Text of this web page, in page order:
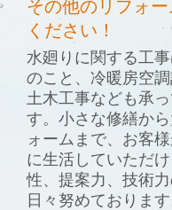
その他のリフォ
ください！
水廻りに関する工
のこと、冷暖房空
土木工事なども承っ
す。小さな修繕か
ォームまで、お客
に生活していただ
性、提案力、技術
日々努めておりま